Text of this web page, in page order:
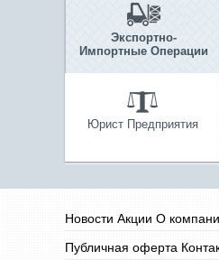
Экспортно-
Импортные Операции
Юрист Предприятия
Новости Акции О
Публичная оферта